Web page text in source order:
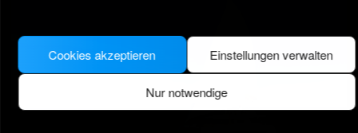
Einstellungen verwalten
Nur notwendige
Cookies akzeptieren